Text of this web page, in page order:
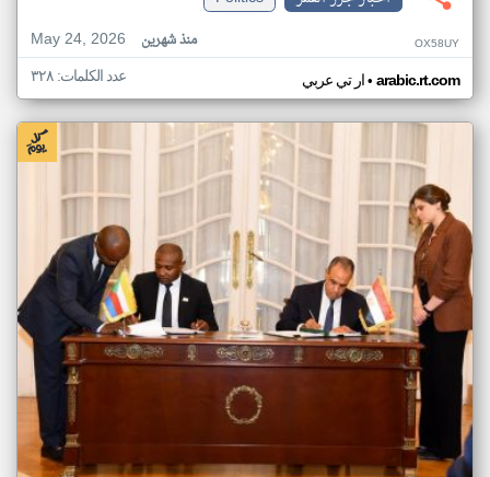
May 24, 2026
منذ شهرين OX58UY
ار تي عربي• arabic.rt.com عدد الكلمات: ٣٢٨